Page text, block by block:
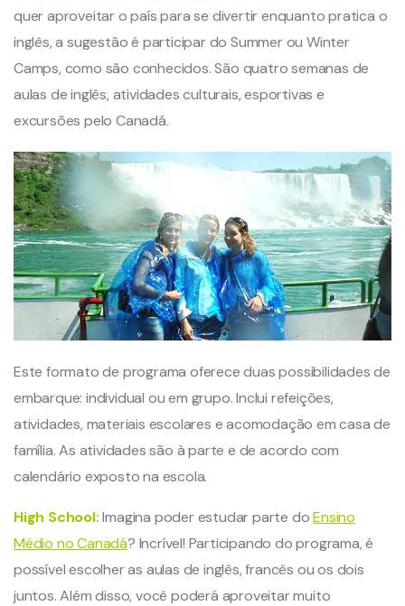
quer aproveitar o país para se divertir enquanto pratica o
inglês, a sugestão é participar do Summer ou Winter
Camps, como são conhecidos. São quatro semanas de
aulas de inglês, atividades culturais, esportivas e
excursões pelo Canadá.
Este formato de programa oferece duas possibilidades de
embarque: individual ou em grupo. Inclui refeições,
atividades, materiais escolares e acomodação em casa de
família. As atividades são à parte e de acordo com
calendário exposto na escola.
High School:Imagina poder estudar parte doEnsino
Médio no Canadá? Incrível! Participando do programa, é
possível escolher as aulas de inglês, francês ou os dois
juntos. Além disso, você poderá aproveitar muito